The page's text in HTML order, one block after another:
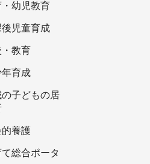
幼児教育
後児童育成
教育
育成
子どもの居
養護
総合ポータ